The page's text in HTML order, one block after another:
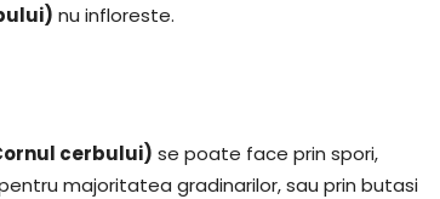
nu infloreste.
cerbului) se poate face prin spori,
majoritatea gradinarilor, sau prin butasi